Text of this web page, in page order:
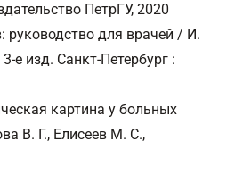
ПетрГУ, 2020
руководство для врачей / И.
е изд. Санкт-Петербург :
картина у больных
В. Г., Елисеев М. С.,